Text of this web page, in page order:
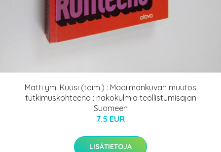
Matti ym. Kuusi (toim.) : Maailmankuvan muutos
tutkimuskohteena : näkökulmia teollistumisajan
Suomeen
7.5 EUR
LISÄTIETOJA